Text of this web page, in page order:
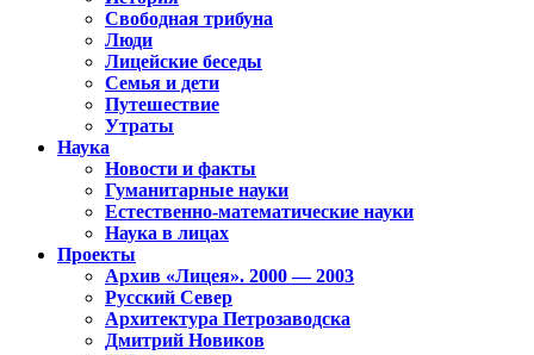
Свободная трибуна
Люди
Лицейские беседы
Семья и дети
Путешествие
Утраты
Наука
Новости и факты
Гуманитарные науки
Естественно-математические науки
Наука в лицах
Проекты
Архив «Лицея». 2000 — 2003
Русский Север
Архитектура Петрозаводска
Дмитрий Новиков